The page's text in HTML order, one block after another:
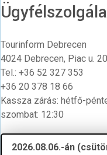
Tourinform Debrecen
4024 Debrecen, Piac u.
Tel.: +36 52 327 353
+36 20 378 18 66
Kassza zárás: hétfő-
szombat: 12:30
2026.08.06.-án